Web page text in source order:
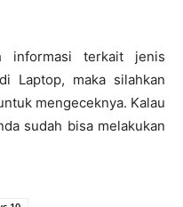
informasi terkait jenis
Laptop, maka silahkan
mengeceknya. Kalau
sudah bisa melakukan